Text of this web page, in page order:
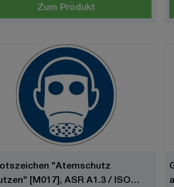
Zum Produkt
"Atemschutz
[M017], ASR A1.3 / ISO